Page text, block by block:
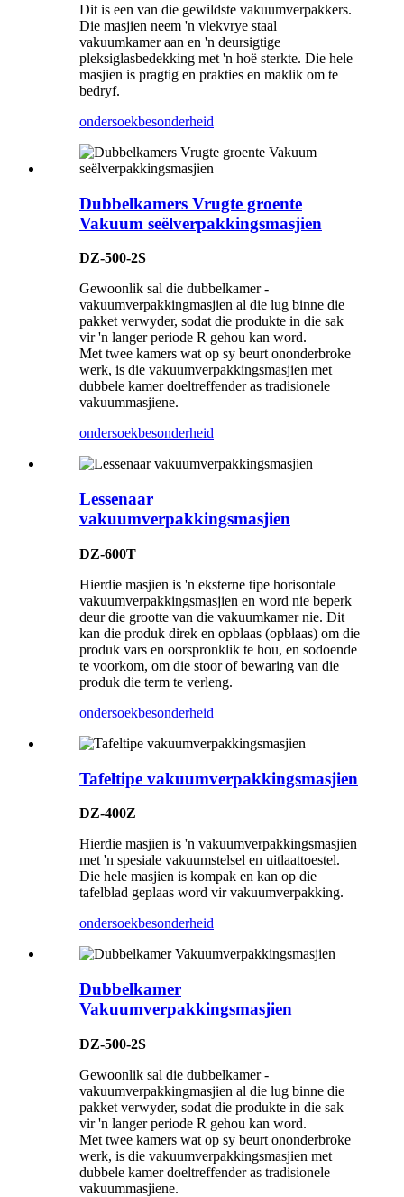
Dit is een van die gewildste vakuumverpakkers.
Die masjien neem 'n vlekvrye staal
vakuumkamer aan en 'n deursigtige
pleksiglasbedekking met 'n hoë sterkte. Die hele
masjien is pragtig en prakties en maklik om te
bedryf.
ondersoekbesonderheid
Dubbelkamers Vrugte groente
Vakuum seëlverpakkingsmasjien
DZ-500-2S
Gewoonlik sal die dubbelkamer -
vakuumverpakkingmasjien al die lug binne die
pakket verwyder, sodat die produkte in die sak
vir 'n langer periode R gehou kan word.
Met twee kamers wat op sy beurt ononderbroke
werk, is die vakuumverpakkingsmasjien met
dubbele kamer doeltreffender as tradisionele
vakuummasjiene.
ondersoekbesonderheid
Lessenaar
vakuumverpakkingsmasjien
DZ-600T
Hierdie masjien is 'n eksterne tipe horisontale
vakuumverpakkingsmasjien en word nie beperk
deur die grootte van die vakuumkamer nie. Dit
kan die produk direk en opblaas (opblaas) om die
produk vars en oorspronklik te hou, en sodoende
te voorkom, om die stoor of bewaring van die
produk die term te verleng.
ondersoekbesonderheid
Tafeltipe vakuumverpakkingsmasjien
DZ-400Z
Hierdie masjien is 'n vakuumverpakkingsmasjien
met 'n spesiale vakuumstelsel en uitlaattoestel.
Die hele masjien is kompak en kan op die
tafelblad geplaas word vir vakuumverpakking.
ondersoekbesonderheid
Dubbelkamer
Vakuumverpakkingsmasjien
DZ-500-2S
Gewoonlik sal die dubbelkamer -
vakuumverpakkingmasjien al die lug binne die
pakket verwyder, sodat die produkte in die sak
vir 'n langer periode R gehou kan word.
Met twee kamers wat op sy beurt ononderbroke
werk, is die vakuumverpakkingsmasjien met
dubbele kamer doeltreffender as tradisionele
vakuummasjiene.